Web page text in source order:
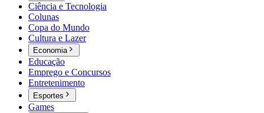
Ciência e Tecnologia
Colunas
Copa do Mundo
Cultura e Lazer
Economia
Educação
Emprego e Concursos
Entretenimento
Esportes
Games